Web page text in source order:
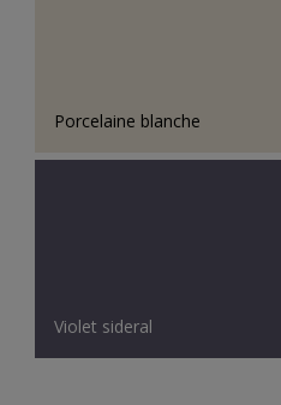
Porcelaine blanche
Violet sideral